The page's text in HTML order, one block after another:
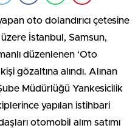
oto dolandırıcı çetesine
İstanbul, Samsun,
düzenlenen ‘Oto
gözaltına alındı. Alınan
Müdürlüğü Yankesicilik
yapılan istihbari
otomobil alım satımı